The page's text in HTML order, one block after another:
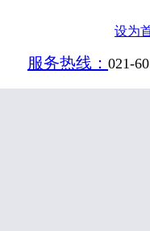
设为
服务热线： 021-